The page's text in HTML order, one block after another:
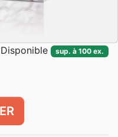
Disponible sup. à 100 ex.